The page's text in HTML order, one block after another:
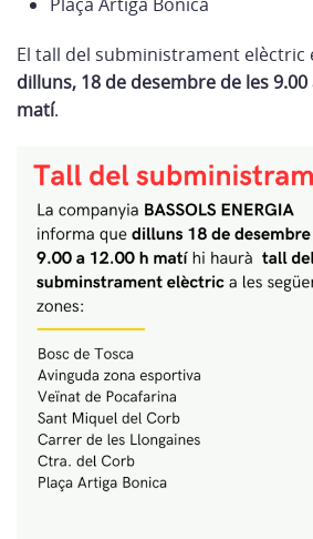
El tall del subministrament elèctric
dilluns, 18 de desembre de les 9.00
matí.